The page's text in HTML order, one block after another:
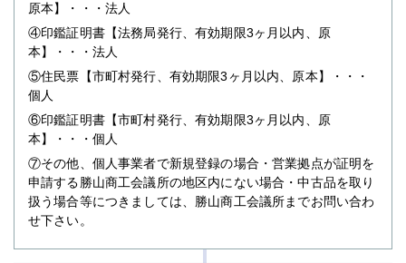
原本】
・・・法人
④印鑑証明書【法務局発行、有効期限3ヶ月以内、原
本】
・・・法人
⑤住民票【市町村発行、有効期限3ヶ月以内、原本】
・・・
個人
⑥印鑑証明書【市町村発行、有効期限3ヶ月以内、原
本】
・・・個人
⑦その他、個人事業者で新規登録の場合・営業拠点が証明を
申請する勝山商工会議所の地区内にない場合・中古品を取り
扱う場合等につきましては、勝山商工会議所までお問い合わ
せ下さい。